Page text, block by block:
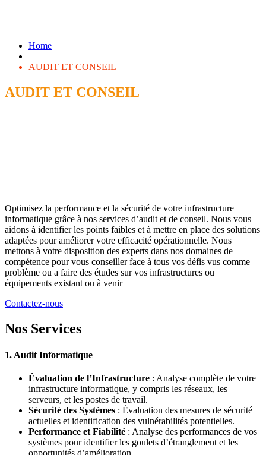
Home
AUDIT ET CONSEIL
AUDIT ET CONSEIL
Optimisez la performance et la sécurité de votre infrastructure
informatique grâce à nos services d’audit et de conseil. Nous vous
aidons à identifier les points faibles et à mettre en place des solutions
adaptées pour améliorer votre efficacité opérationnelle. Nous
mettons à votre disposition des experts dans nos domaines de
compétence pour vous conseiller face à tous vos défis vus comme
problème ou a faire des études sur vos infrastructures ou
équipements existant ou à venir
Contactez-nous
Nos Services
1. Audit Informatique
Évaluation de l’Infrastructure : Analyse complète de votre
infrastructure informatique, y compris les réseaux, les
serveurs, et les postes de travail.
Sécurité des Systèmes : Évaluation des mesures de sécurité
actuelles et identification des vulnérabilités potentielles.
Performance et Fiabilité : Analyse des performances de vos
systèmes pour identifier les goulets d’étranglement et les
opportunités d’amélioration.